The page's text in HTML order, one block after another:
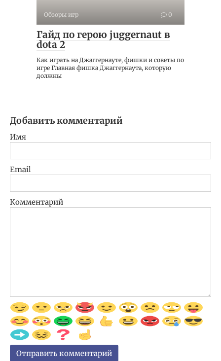
Обзоры игр 0
Гайд по герою juggernaut в
dota 2
Как играть на Джаггернауте, фишки и советы по
игре Главная фишка Джаггернаута, которую
должны
Добавить комментарий
Имя
Email
Комментарий